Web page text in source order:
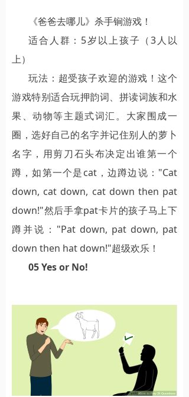
《爸爸去哪儿》杀手锏游戏！
适合人群：5岁以上孩子（3人以
上）
玩法：超受孩子欢迎的游戏！这个
游戏特别适合玩押韵词、拼读词族和水
果、动物等主题式词汇。大家围成一
圈，选好自己的名字并记住别人的萝卜
名字，用剪刀石头布决定出谁第一个
蹲，如第一个是cat，边蹲边说："Cat
down, cat down, cat down then pat
down!"然后手拿pat卡片的孩子马上下
蹲并说："Pat down, pat down, pat
down then hat down!"超级欢乐！
05 Yes or No!